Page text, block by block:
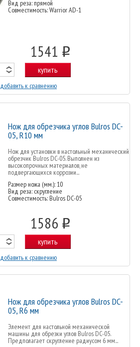
Вид реза: прямой
Совместимость: Warrior AD-1
1541 o
купить
добавить к сравнению
Нож для обрезчика углов Bulros DC-
05, R10 мм
Нож для установки в настольный механический
обрезчик Bulros DC-05. Выполнен из
высокопрочных материалов, не
подвергающихся коррозии...
Размер ножа (мм.): 10
Вид реза: скругление
Совместимость: Bulros DC-05
1586 o
купить
добавить к сравнению
Нож для обрезчика углов Bulros DC-
05, R6 мм
Элемент для настольной механической
машины для обрезки углов Bulros DC-05.
Предполагает скругление радиусом 6 мм...